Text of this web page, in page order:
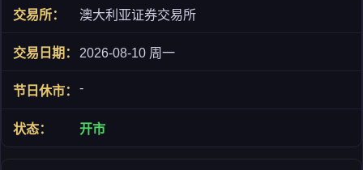
澳大利亚证券交易所
2026-08-10 周一
-
开市